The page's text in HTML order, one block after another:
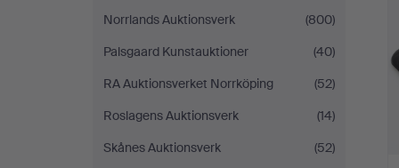
Norrlands Auktionsverk
(800)
Palsgaard Kunstauktioner
(40)
RA Auktionsverket Norrköping
(52)
Roslagens Auktionsverk
(14)
Skånes Auktionsverk
(52)